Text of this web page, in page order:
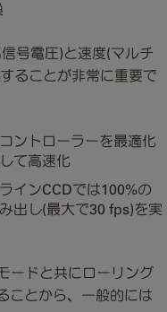
号電圧)と速度(マルチ
ることが非常に重要で
ントローラーを最適化
て高速化
インCCDでは100%の
出し(最大で30 fps)を実
ードと共にローリング
ことから、一般的には